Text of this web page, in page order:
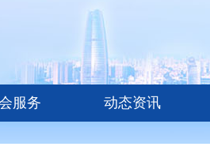
服务 动态资讯